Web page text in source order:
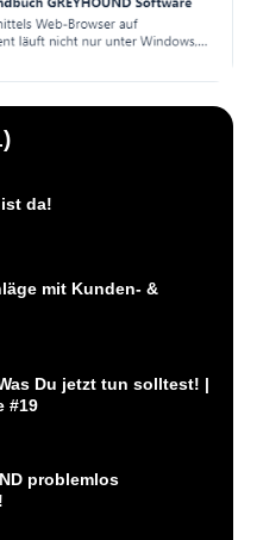
ist da!
mit Kunden- &
Du jetzt tun solltest! |
#19
problemlos